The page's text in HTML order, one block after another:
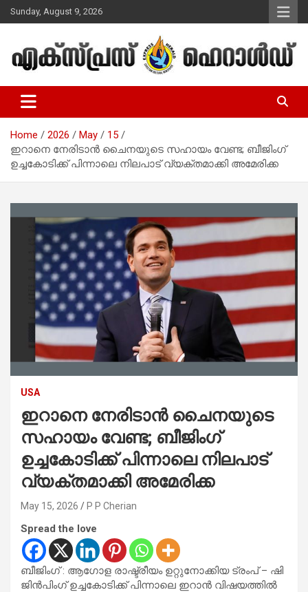
Skip
to
Sunday, August 9, 2026
Express Herald – Malayalam
Christian News
Home 2026 May
15
ഇറാനെ നേരിടാൻ ചൈനയുടെ സഹായം വേണ്ട; ബീജിംഗ്
ഉച്ചകോടിക്ക് പിന്നാലെ നിലപാട് വ്യക്തമാക്കി അമേരിക്ക
USA
ഇറാനെ നേരിടാൻ ചൈനയുടെ
സഹായം വേണ്ട; ബീജിംഗ്
ഉച്ചകോടിക്ക് പിന്നാലെ നിലപാട്
വ്യക്തമാക്കി അമേരിക്ക
May 15, 2026 P P Cherian
Spread the love
ബീജിംഗ് : ആഗോള രാഷ്ട്രീയം ഉറ്റുനോക്കിയ ട്രംപ് – ഷി
ജിൻപിംഗ് ഉച്ചകോടിക്ക് പിന്നാലെ ഇറാൻ വിഷയത്തിൽ